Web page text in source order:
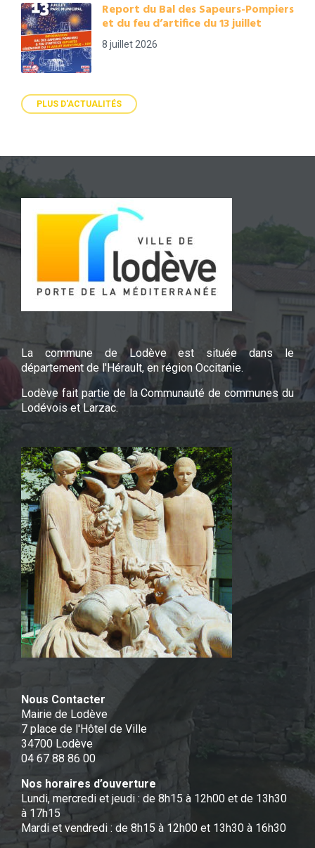
Report du Bal des Sapeurs-Pompiers
et du feu d’artifice du 13 juillet
8 juillet 2026
PLUS D'ACTUALITÉS
La commune de Lodève est située dans le
département de l'Hérault, en région Occitanie.
Lodève fait partie de la Communauté de communes du
Lodévois et Larzac.
Nous Contacter
Mairie de Lodève
7 place de l'Hôtel de Ville
34700 Lodève
04 67 88 86 00
Nos horaires d’ouverture
Lundi, mercredi et jeudi : de 8h15 à 12h00 et de 13h30
à 17h15
Mardi et vendredi : de 8h15 à 12h00 et 13h30 à 16h30